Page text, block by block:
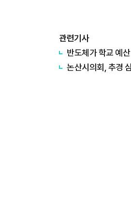
관련기사
반도체가 학교 예
논산시의회, 추경